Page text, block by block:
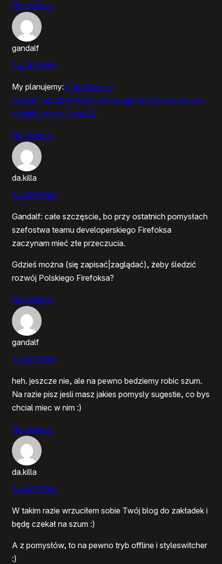
Odpowiedz
gandalf
24/08/2004
My planujemy: http://diary.e-
gandalf.net/2004/08/15/mozillapl-rzeczywistosc-po-
drugiej-stronie-lustra/2/
Odpowiedz
da.killa
24/08/2004
Gandalf: całe szczęscie, bo przy ostatnich pomysłach
szefostwa teamu developerskiego Firefoksa
zaczynam mieć złe przeczucia.
Gdzieś można (się zapisać|zaglądać), żeby śledzić
rozwój Polskiego Firefoksa?
Odpowiedz
gandalf
24/08/2004
heh. jeszcze nie, ale na pewno bedziemy robic szum.
Na razie pisz jesli masz jakies pomysly sugestie, co bys
chcial miec w nim :)
Odpowiedz
da.killa
24/08/2004
W takim razie wrzuciłem sobie Twój blog do zakładek i
będę czekał na szum :)
A z pomysłów, to na pewno tryb offline i styleswitcher
:)